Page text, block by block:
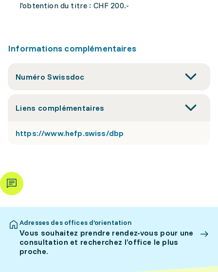
l'obtention du titre : CHF 200.-
Informations complémentaires
Numéro Swissdoc
Liens complémentaires
https://www.hefp.swiss/dbp
Adresses des offices d’orientation
Vous souhaitez prendre rendez-vous pour une
consultation et recherchez l’office le plus
proche.